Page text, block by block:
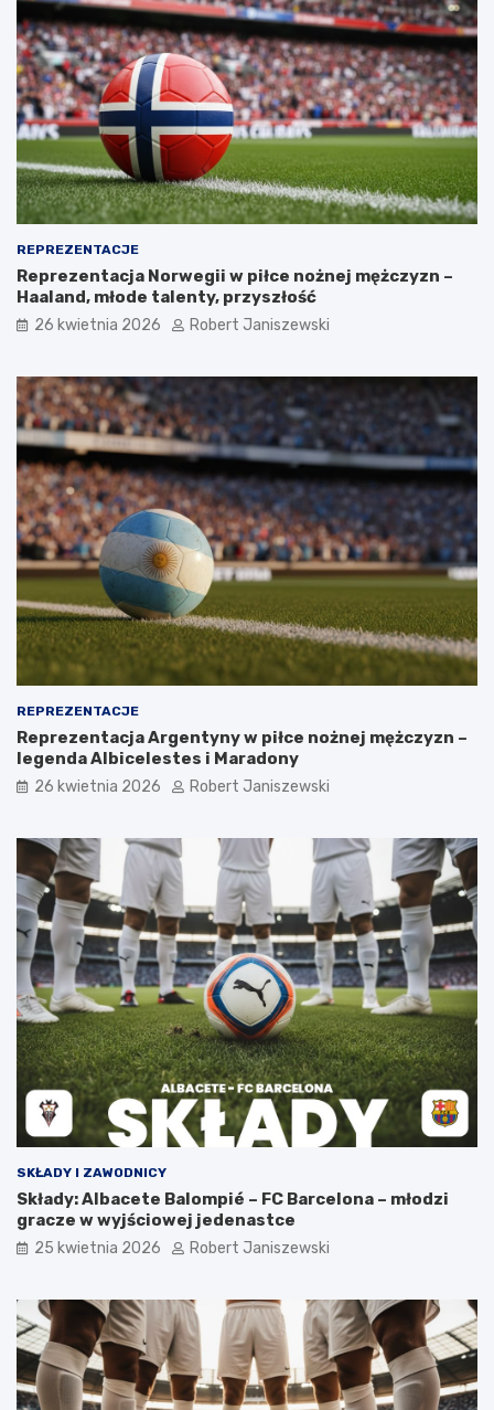
REPREZENTACJE
Reprezentacja Norwegii w piłce nożnej mężczyzn –
Haaland, młode talenty, przyszłość
26 kwietnia 2026 Robert Janiszewski
REPREZENTACJE
Reprezentacja Argentyny w piłce nożnej mężczyzn –
legenda Albicelestes i Maradony
26 kwietnia 2026 Robert Janiszewski
SKŁADY I ZAWODNICY
Składy: Albacete Balompié – FC Barcelona – młodzi
gracze w wyjściowej jedenastce
25 kwietnia 2026 Robert Janiszewski